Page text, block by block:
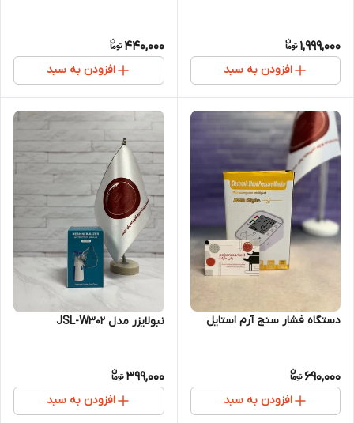
1,999,000
افزودن به سبد
440,000
افزودن به سبد
دستگاه فشار سنج آرم استایل
690,000
افزودن به سبد
نبولایزر مدل JSL-W302
399,000
افزودن به سبد